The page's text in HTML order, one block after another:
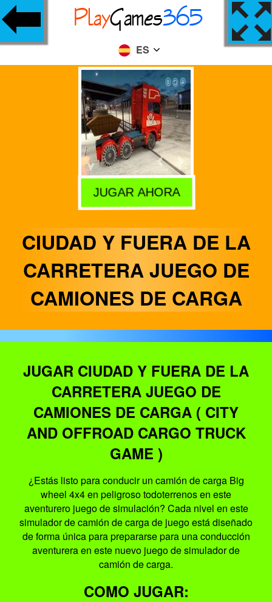
ES
JUGAR AHORA
CIUDAD Y FUERA DE LA
CARRETERA JUEGO DE
CAMIONES DE CARGA
JUGAR CIUDAD Y FUERA DE LA
CARRETERA JUEGO DE
CAMIONES DE CARGA ( CITY
AND OFFROAD CARGO TRUCK
GAME )
¿Estás listo para conducir un camión de carga Big
wheel 4x4 en peligroso todoterrenos en este
aventurero juego de simulación? Cada nivel en este
simulador de camión de carga de juego está diseñado
de forma única para prepararse para una conducción
aventurera en este nuevo juego de simulador de
camión de carga.
COMO JUGAR: